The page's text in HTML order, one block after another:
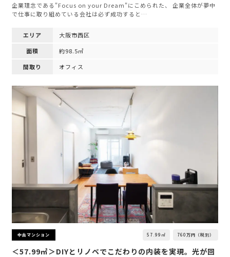
企業理念である"Focus on your Dream"にこめられた、 企業全体が夢中
で仕事に取り組めている会社は必ず成功すると…
エリア
大阪市西区
面積
約98.5㎡
間取り
オフィス
中古マンション 57.99㎡ 760万円（税別）
＜57.99㎡＞DIYとリノベでこだわりの内装を実現。光が回